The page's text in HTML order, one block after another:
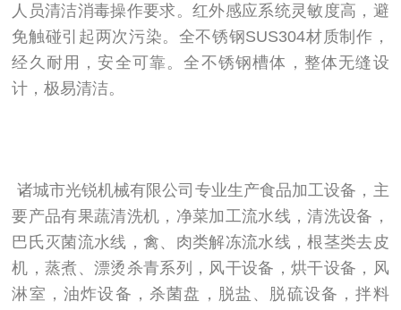
人员清洁消毒操作要求。红外感应系统灵敏度高，避
免触碰引起两次污染。全不锈钢SUS304材质制作，
经久耐用，安全可靠。全不锈钢槽体，整体无缝设
计，极易清洁。
诸城市光锐机械有限公司专业生产食品加工设备，主
要产品有果蔬清洗机，净菜加工流水线，清洗设备，
巴氏灭菌流水线，禽、肉类解冻流水线，根茎类去皮
机，蒸煮、漂烫杀青系列，风干设备，烘干设备，风
淋室，油炸设备，杀菌盘，脱盐、脱硫设备，拌料